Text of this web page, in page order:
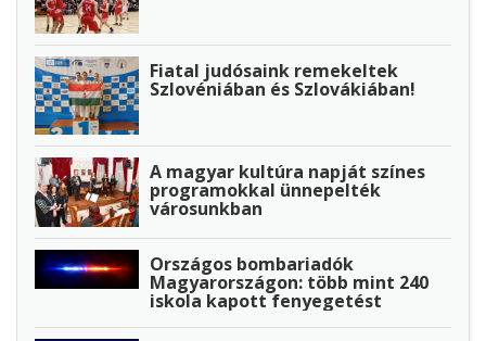
Fiatal judósaink remekeltek
Szlovéniában és Szlovákiában!
A magyar kultúra napját színes
programokkal ünnepelték
városunkban
Országos bombariadók
Magyarországon: több mint 240
iskola kapott fenyegetést